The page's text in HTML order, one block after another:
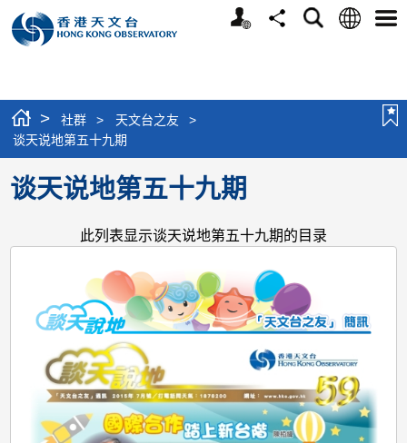
个
分
搜
语
选
> 社群 > 天文台之友
>
谈天说地第五十九期
谈天说地第五十九期
此列表显示谈天说地第五十九期的目录